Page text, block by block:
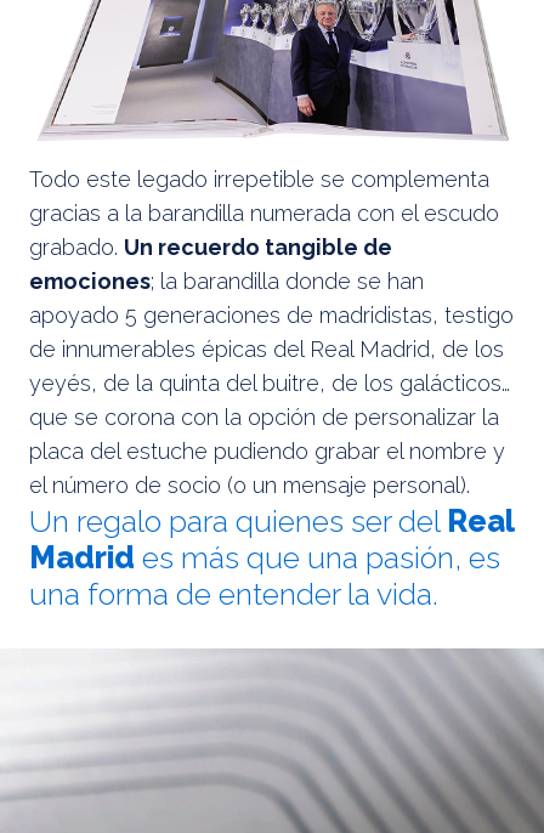
Todo este legado irrepetible se complementa
gracias a la barandilla numerada con el escudo
grabado. Un recuerdo tangible de
emociones; la barandilla donde se han
apoyado 5 generaciones de madridistas, testigo
de innumerables épicas del Real Madrid, de los
yeyés, de la quinta del buitre, de los galácticos…
que se corona con la opción de personalizar la
placa del estuche pudiendo grabar el nombre y
el número de socio (o un mensaje personal).
Un regalo para quienes ser del Real
Madrid es más que una pasión, es
una forma de entender la vida.